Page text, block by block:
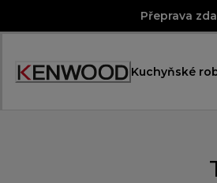
Přeprava
Accessibility
Kuchyňské